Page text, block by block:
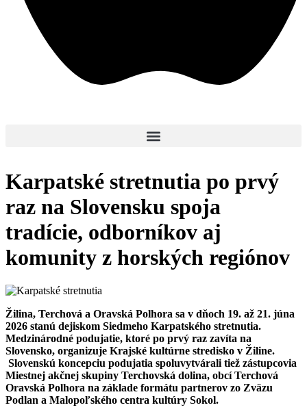
Karpatské stretnutia po prvý
raz na Slovensku spoja
tradície, odborníkov aj
komunity z horských regiónov
Žilina, Terchová a Oravská Polhora sa v dňoch 19. až 21. júna
2026 stanú dejiskom Siedmeho Karpatského stretnutia.
Medzinárodné podujatie, ktoré po prvý raz zavíta na
Slovensko, organizuje Krajské kultúrne stredisko v Žiline.
Slovenskú koncepciu podujatia spoluvytvárali tiež zástupcovia
Miestnej akčnej skupiny Terchovská dolina, obcí Terchová
Oravská Polhora na základe formátu partnerov zo Zväzu
Podlan a Malopoľského centra kultúry Sokol.